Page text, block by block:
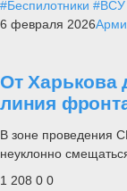
#Беспилотники #ВСУ
6 февраля 2026
От Харькова
линия
В зоне проведения
неуклонно
1 208 0 0